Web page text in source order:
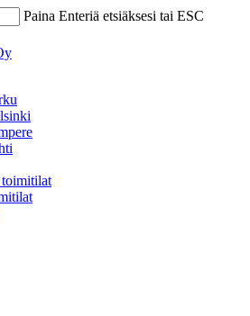
Paina Enteriä etsiäksesi tai ESC